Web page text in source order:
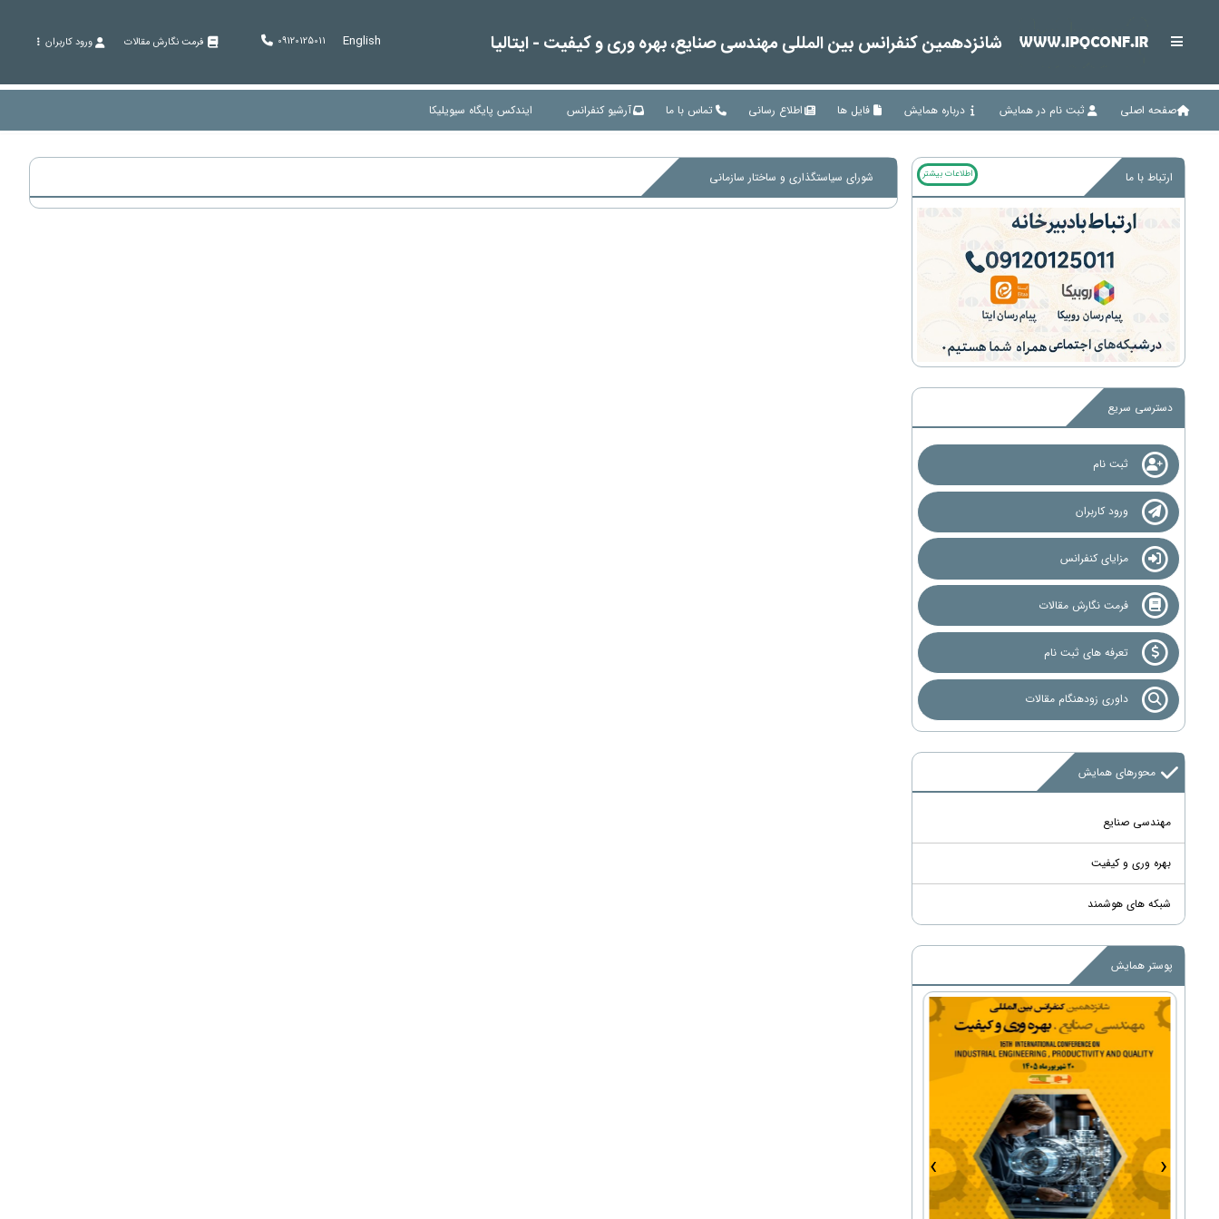
شانزدهمین کنفرانس بین المللی مهندسی صنایع، بهره وری و کیفیت - ایتالیا English
09120125011 فرمت نگارش مقالات ورود کاربران
صفحه اصلی ثبت نام در همایش درباره همایش فایل ها اطلاع رسانی تماس با ما آرشیو کنفرانس ایندکس پایگاه سیویلیکا
ارتباط با ما اطلاعات بیشتر
دسترسی سریع
ثبت نام
ورود کاربران
مزایای کنفرانس
فرمت نگارش مقالات
تعرفه های ثبت نام
داوری زودهنگام مقالات
محورهای همایش
مهندسی صنایع
بهره وری و کیفیت
شبکه های هوشمند
پوستر همایش
› ‹
شورای سیاستگذاری و ساختار سازمانی